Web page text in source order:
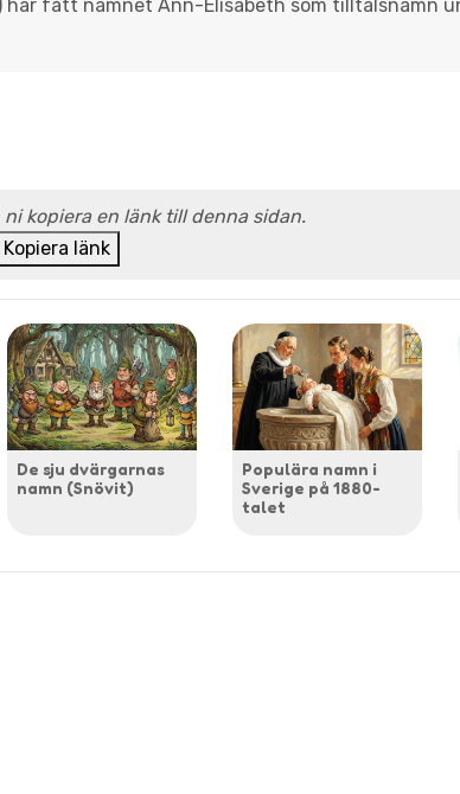
har fått namnet Ann-Elisabeth som tilltalsnamn
kopiera en länk till denna sidan.
Kopiera länk
De sju dvärgarnas
namn (Snövit)
Populära namn i
Sverige på 1880-
talet